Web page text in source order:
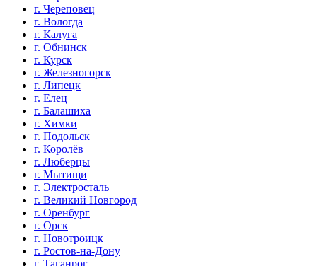
г. Череповец
г. Вологда
г. Калуга
г. Обнинск
г. Курск
г. Железногорск
г. Липецк
г. Елец
г. Балашиха
г. Химки
г. Подольск
г. Королёв
г. Люберцы
г. Мытищи
г. Электросталь
г. Великий Новгород
г. Оренбург
г. Орск
г. Новотроицк
г. Ростов-на-Дону
г. Таганрог